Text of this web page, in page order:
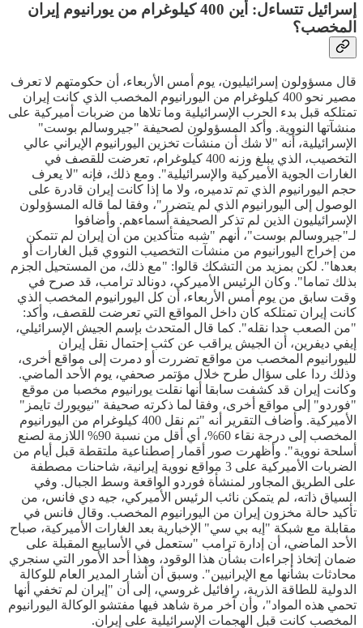
إسرائيل تتساءل: أين 400 كيلوغرام من يورانيوم إيران
المخصب؟
قال مسؤولون إسرائيليون، يوم أمس الأربعاء، أن حكومتهم لا تعرف
مصير نحو 400 كيلوغرام من اليورانيوم المخصب الذي كانت إيران
تمتلكه قبل بدء الحرب الإسرائيلية وما تلاها من ضربات أميركية على
منشآتها النووية. وأكد المسؤولون لصحيفة "جيروسالم بوست"
الإسرائيلية، أنه "لا شك أن منشآت تخزين اليورانيوم الإيراني عالي
التخصيب، الذي يبلغ وزنه 400 كيلوغرام، تعرضت للقصف في
الغارات الجوية الأميركية والإسرائيلية". ومع ذلك، فإنه "لا يعرف
حجم اليورانيوم الذي تم تدميره، ولا ما إذا كانت إيران قادرة على
الوصول إلى اليورانيوم الذي لم يتضرر"، وفقا لما قاله المسؤولون
الإسرائيليون الذين لم تذكر الصحيفة أسماءهم. وأضافوا
لـ"جيروسالم بوست"، أنهم "شبه متأكدين من أن إيران لم تتمكن
من إخراج اليورانيوم من منشآت التخصيب النووي قبل الغارات أو
بعدها". لكن بمزيد من التشكك قالوا: "مع ذلك، من المستحيل الجزم
بذلك تماما". وكان الرئيس الأميركي، دونالد ترامب، قد صرح في
وقت سابق من يوم أمس الأربعاء، أن كل اليورانيوم المخصب الذي
كانت إيران تمتلكه كان داخل المواقع التي تعرضت للقصف، وأكد:
"من الصعب جدا نقله". كما قال المتحدث بإسم الجيش الإسرائيلي،
إيفي ديفرين، أن الجيش يراقب عن كثب إحتمال نقل إيران
لليورانيوم المخصب من مواقع تضررت أو دمرت إلى مواقع أخرى،
وذلك ردا على سؤال طرح خلال مؤتمر صحفي، يوم الأحد الماضي.
وكانت إيران قد كشفت سابقا أنها نقلت يورانيوم مخصبا من موقع
"فوردو" إلى مواقع أخرى، وفقا لما ذكرته صحيفة "نيويورك تايمز"
الأميركية. وأضاف التقرير أنه "تم نقل 400 كيلوغرام من اليورانيوم
المخصب إلى درجة نقاء 60%، أي أقل من نسبة 90% اللازمة لصنع
أسلحة نووية". وأظهرت صور أقمار إصطناعية ملتقطة قبل أيام من
الضربات الأميركية على 3 مواقع نووية إيرانية، شاحنات مصطفة
على الطريق المجاور لمنشأة فوردو الواقعة وسط الجبال. وفي
السياق ذاته، لم يتمكن نائب الرئيس الأميركي، جيه دي فانس، من
تأكيد حالة مخزون إيران من اليورانيوم المخصب. وقال فانس في
مقابلة مع شبكة "إيه بي سي" الإخبارية بعد الغارات الأميركية، صباح
الأحد الماضي، أن إدارة ترامب "ستعمل في الأسابيع المقبلة على
ضمان إتخاذ إجراءات بشأن هذا الوقود، وهذا أحد الأمور التي سنجري
محادثات بشأنها مع الإيرانيين". وسبق أن أشار المدير العام للوكالة
الدولية للطاقة الذرية، رافائيل غروسي، إلى أن "إيران لم تخفي أنها
تحمي هذه المواد"، وأن آخر مرة شاهد فيها مفتشو الوكالة اليورانيوم
المخصب كانت قبل الهجمات الإسرائيلية على إيران.